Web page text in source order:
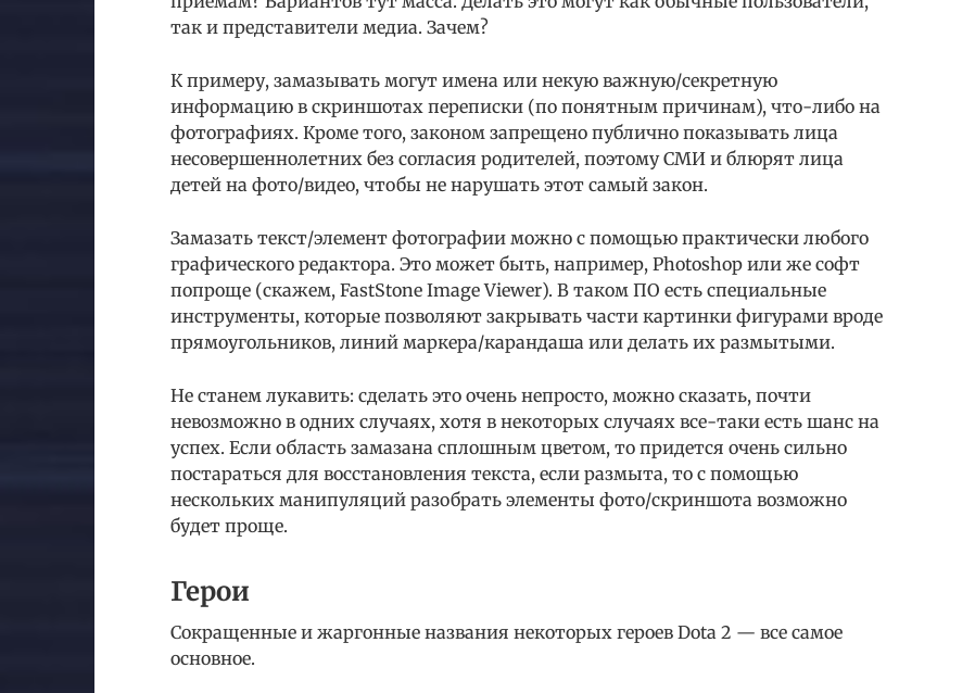
так и представители медиа. Зачем?
К примеру, замазывать могут имена или некую важную/секретную
информацию в скриншотах переписки (по понятным причинам), что-либо на
фотографиях. Кроме того, законом запрещено публично показывать лица
несовершеннолетних без согласия родителей, поэтому СМИ и блюрят лица
детей на фото/видео, чтобы не нарушать этот самый закон.
Замазать текст/элемент фотографии можно с помощью практически любого
графического редактора. Это может быть, например, Photoshop или же софт
попроще (скажем, FastStone Image Viewer). В таком ПО есть специальные
инструменты, которые позволяют закрывать части картинки фигурами вроде
прямоугольников, линий маркера/карандаша или делать их размытыми.
Не станем лукавить: сделать это очень непросто, можно сказать, почти
невозможно в одних случаях, хотя в некоторых случаях все-таки есть шанс на
успех. Если область замазана сплошным цветом, то придется очень сильно
постараться для восстановления текста, если размыта, то с помощью
нескольких манипуляций разобрать элементы фото/скриншота возможно
будет проще.
Герои
Сокращенные и жаргонные названия некоторых героев Dota 2 — все самое
основное.